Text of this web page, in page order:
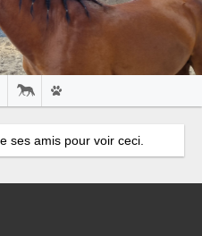
ses amis pour voir ceci.